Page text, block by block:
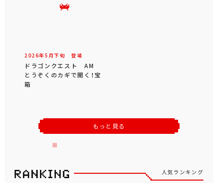
2026年5 月下旬 登場
ドラゴンクエスト AM
とうぞくのカギで開く！宝
箱
もっと見る
人気ランキング